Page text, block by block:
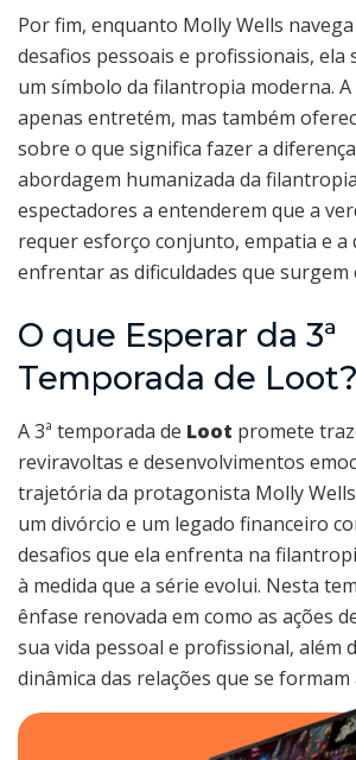
Por fim, enquanto Molly Wells
desafios pessoais e profissionais, ela
um símbolo da filantropia moderna.
apenas entretém, mas também
sobre o que significa fazer a
abordagem humanizada da
espectadores a entenderem que a
requer esforço conjunto, empatia e a
enfrentar as dificuldades que surgem
O que Esperar da 3ª
Temporada de Loot?
A 3ª temporada de Loot promete
reviravoltas e desenvolvimentos
trajetória da protagonista Molly
um divórcio e um legado financeiro
desafios que ela enfrenta na
à medida que a série evolui. Nesta
ênfase renovada em como as ações
sua vida pessoal e profissional, além
dinâmica das relações que se